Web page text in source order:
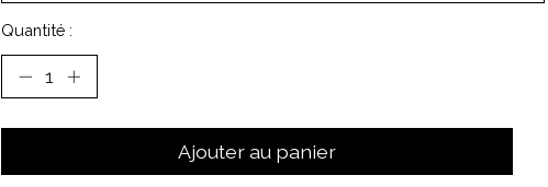
Quantité :
Ajouter au panier